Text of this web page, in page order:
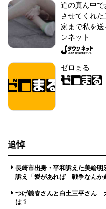
道の真ん中
させてくれた
家まで私を
ンネット
ゼロまる
追悼
長崎市出身・平和訴えた美輪
訴え「愛があれば 戦争なんか
つげ義春さんと白土三平さん
は？